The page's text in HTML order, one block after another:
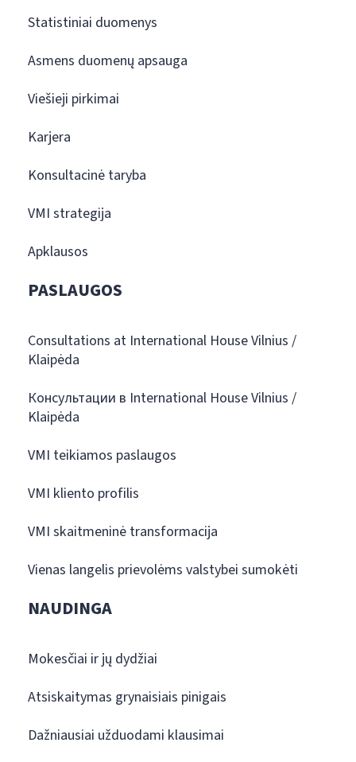
Statistiniai duomenys
Asmens duomenų apsauga
Viešieji pirkimai
Karjera
Konsultacinė taryba
VMI strategija
Apklausos
PASLAUGOS
Consultations at International House Vilnius /
Klaipėda
Консультации в International House Vilnius /
Klaipėda
VMI teikiamos paslaugos
VMI kliento profilis
VMI skaitmeninė transformacija
Vienas langelis prievolėms valstybei sumokėti
NAUDINGA
Mokesčiai ir jų dydžiai
Atsiskaitymas grynaisiais pinigais
Dažniausiai užduodami klausimai